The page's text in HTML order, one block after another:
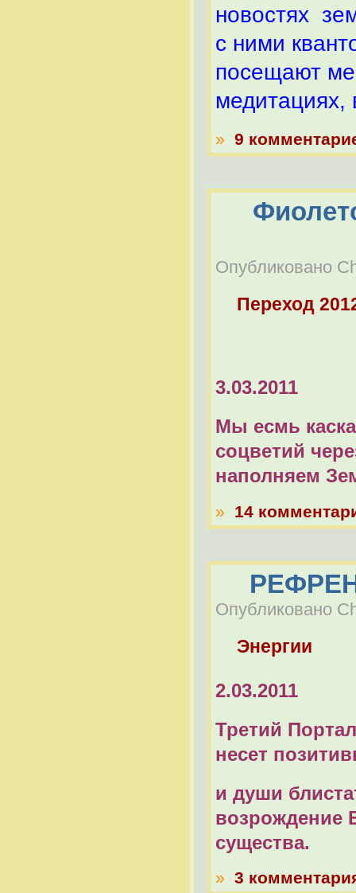
новостях
с ними
посещают
медитациях,
» 9
Опубликовано
Переход
3.03.2011
Мы есмь
соцветий
наполняем
» 14
РЕФРЕН
Опубликовано
Энергии
2.03.2011
Третий
несет
и души
возрождение
существа.
» 3